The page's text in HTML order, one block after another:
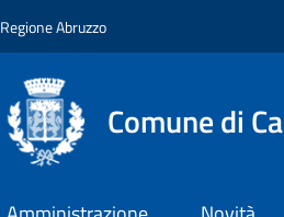
Regione Abruzzo
Comune di